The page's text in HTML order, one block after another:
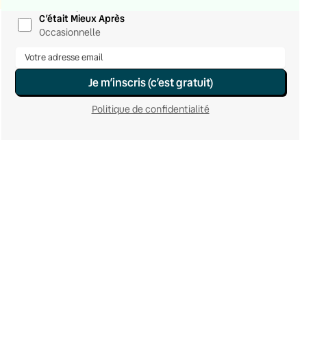
C’était Mieux Après
Occasionnelle
Je m’inscris (c’est gratuit)
Politique de confidentialité